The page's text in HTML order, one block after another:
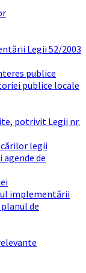
Legii 52/2003
publice
publice locale
potrivit Legii nr.
legii
agende de
implementării
de